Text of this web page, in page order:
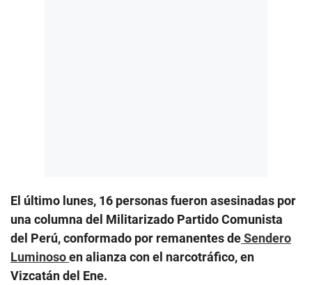
El último lunes, 16 personas fueron asesinadas por
una columna del Militarizado Partido Comunista
del Perú, conformado por remanentes deSendero
Luminosoen alianza con el narcotráfico, en
Vizcatán del Ene.